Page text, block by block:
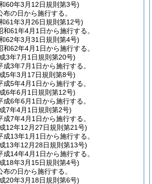
60年3月12日規則第3号)
布の日から施行する。
61年3月26日規則第12号)
和61年4月1日から施行する。
62年3月31日規則第4号)
和62年4月1日から施行する。
3年7月1日規則第20号)
成3年7月1日から施行する。
5年3月17日規則第8号)
成5年4月1日から施行する。
6年6月1日規則第12号)
成6年6月1日から施行する。
7年4月1日規則第2号)
成7年4月1日から施行する。
12年12月27日規則第21号)
成13年1月1日から施行する。
13年12月28日規則第13号)
成14年4月1日から施行する。
18年3月15日規則第4号)
布の日から施行する。
20年3月18日規則第6号)